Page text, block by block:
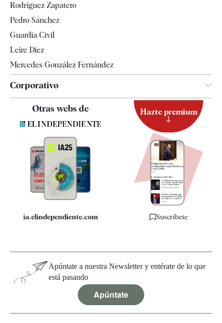
Televisión
Rodríguez Zapatero
Pedro Sánchez
Guardia Civil
Leire Díez
Mercedes González Fernández
Corporativo
Contacto
Quiénes somos
Especificaciones
Otras webs de
ia.elindependiente.com
Hazte premium
Suscríbete
Apúntate a nuestra Newsletter y entérate de lo que
está pasando
Apúntate